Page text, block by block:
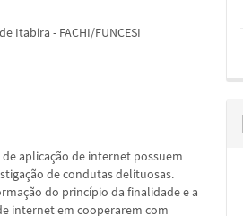
Itabira - FACHI/FUNCESI
aplicação de internet possuem
de condutas delituosas.
do princípio da finalidade e a
internet em cooperarem com